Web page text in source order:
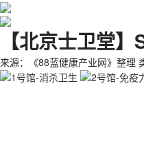
【北京士卫堂
来源：《88蓝健康产业网》整理